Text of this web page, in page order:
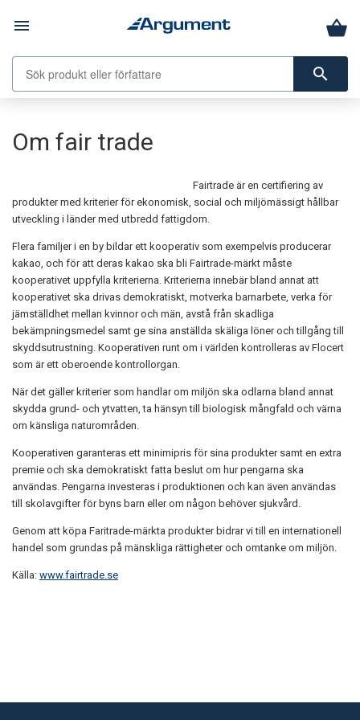
menu
search
Om fair trade
Fairtrade är en certifiering av
produkter med kriterier för ekonomisk, social och miljömässigt hållbar
utveckling i länder med utbredd fattigdom.
Flera familjer i en by bildar ett kooperativ som exempelvis producerar
kakao, och för att deras kakao ska bli Fairtrade-märkt måste
kooperativet uppfylla kriterierna. Kriterierna innebär bland annat att
kooperativet ska drivas demokratiskt, motverka barnarbete, verka för
jämställdhet mellan kvinnor och män, avstå från skadliga
bekämpningsmedel samt ge sina anställda skäliga löner och tillgång till
skyddsutrustning. Kooperativen runt om i världen kontrolleras av Flocert
som är ett oberoende kontrollorgan.
När det gäller kriterier som handlar om miljön ska odlarna bland annat
skydda grund- och ytvatten, ta hänsyn till biologisk mångfald och värna
om känsliga naturområden.
Kooperativen garanteras ett minimipris för sina produkter samt en extra
premie och ska demokratiskt fatta beslut om hur pengarna ska
användas. Pengarna investeras i produktionen och kan även användas
till skolavgifter för byns barn eller om någon behöver sjukvård.
Genom att köpa Faritrade-märkta produkter bidrar vi till en internationell
handel som grundas på mänskliga rättigheter och omtanke om miljön.
Källa: www.fairtrade.se